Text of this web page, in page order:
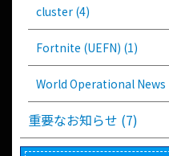
cluster (4)
Fortnite (UEFN) (1)
World Operational News
重要なお知らせ (7)